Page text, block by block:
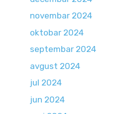
novembar 2024
oktobar 2024
septembar 2024
avgust 2024
jul 2024
jun 2024